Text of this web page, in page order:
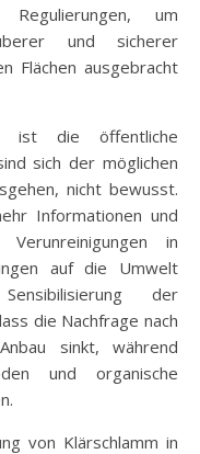
um
und sicherer
Flächen ausgebracht
ist die öffentliche
sich der möglichen
nicht bewusst.
Informationen und
in
auf die Umwelt
der
die Nachfrage nach
sinkt, während
und organische
von Klärschlamm in